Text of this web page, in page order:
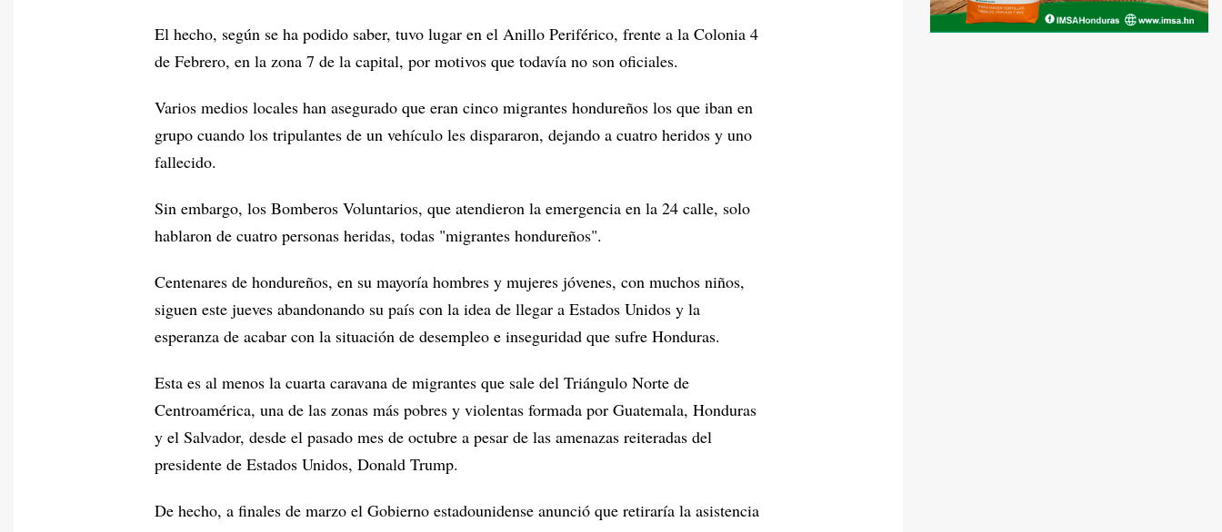
El hecho, según se ha podido saber, tuvo lugar en el Anillo Periférico, frente a la Colonia 4
de Febrero, en la zona 7 de la capital, por motivos que todavía no son oficiales.
Varios medios locales han asegurado que eran cinco migrantes hondureños los que iban en
grupo cuando los tripulantes de un vehículo les dispararon, dejando a cuatro heridos y uno
fallecido.
Sin embargo, los Bomberos Voluntarios, que atendieron la emergencia en la 24 calle, solo
hablaron de cuatro personas heridas, todas "migrantes hondureños".
Centenares de hondureños, en su mayoría hombres y mujeres jóvenes, con muchos niños,
siguen este jueves abandonando su país con la idea de llegar a Estados Unidos y la
esperanza de acabar con la situación de desempleo e inseguridad que sufre Honduras.
Esta es al menos la cuarta caravana de migrantes que sale del Triángulo Norte de
Centroamérica, una de las zonas más pobres y violentas formada por Guatemala, Honduras
y el Salvador, desde el pasado mes de octubre a pesar de las amenazas reiteradas del
presidente de Estados Unidos, Donald Trump.
De hecho, a finales de marzo el Gobierno estadounidense anunció que retiraría la asistencia